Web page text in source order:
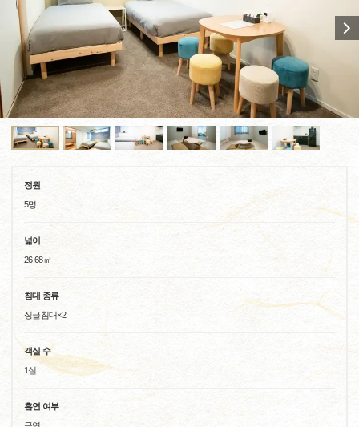
정원
5명
넓이
26.68㎡
침대 종류
싱글침대×2
객실 수
1실
흡연 여부